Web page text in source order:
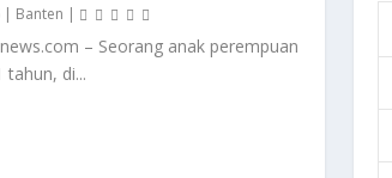
| Banten |
– Seorang anak perempuan
tahun, di...